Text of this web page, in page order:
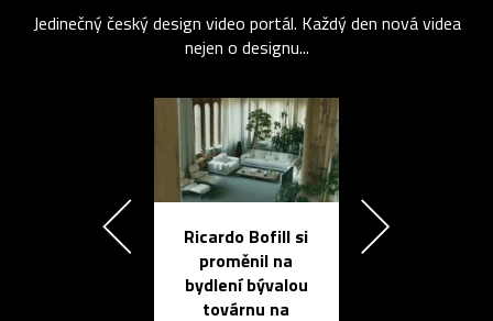
Jedinečný český design video portál. Každý den nová videa
nejen o designu...
Ricardo Bofill si
proměnil na
bydlení bývalou
továrnu na